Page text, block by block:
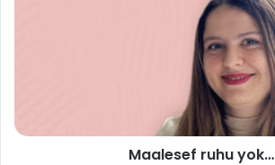
Maalesef ruhu yok…